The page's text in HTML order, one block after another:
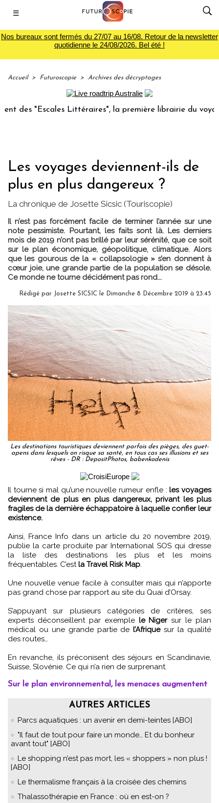
☰
Nos bureaux sont fermés du 27/07 au 16/08. Retour de la newsletter
quotidienne le 24/08/2026. Bel été !
Accueil > Futuroscopie > Archives des décryptages
"Escales Littéraires", la première librairie du voyage Le
Les voyages deviennent-ils de
plus en plus dangereux ?
La chronique de Josette Sicsic (Touriscopie)
Il n’est pas forcément facile de terminer l’année sur une
note pessimiste. Pourtant, les faits sont là. Les derniers
mois de 2019 n’ont pas brillé par leur sérénité, que ce soit
sur le plan économique, géopolitique, climatique. Alors
que les gourous de la « collapsologie » s’en donnent à
cœur joie, une grande partie de la population se désole.
Ce monde ne tourne décidément pas rond...
Rédigé par Josette SICSIC le Dimanche 8 Décembre 2019 à 23:45
Les destinations touristiques deviennent parfois des pièges, des guet-
apens dans lesquels on risque sa santé, en tous cas ses illusions et ses
rêves - DR : DepositPhotos, babenkodenis
Il tourne si mal qu’une nouvelle rumeur enfle :les voyages
deviennent de plus en plus dangereux, privant les plus
fragiles de la dernière échappatoire à laquelle confier leur
existence.
Ainsi, France Info dans un article du 20 novembre 2019,
publie la carte produite par International SOS qui dresse
la liste des destinations les plus et les moins
fréquentables. C’estla Travel Risk Map.
Une nouvelle venue facile à consulter mais qui n’apporte
pas grand chose par rapport au site du Quai d’Orsay.
S’appuyant sur plusieurs catégories de critères, ses
experts déconseillent par exemple le Nigersur le plan
médical ou une grande partie del’Afriquesur la qualité
des routes…
En revanche, ils préconisent des séjours en Scandinavie,
Suisse, Slovénie. Ce qui n’a rien de surprenant.
Sur le plan environnemental, les menaces augmentent
AUTRES ARTICLES
Parcs aquatiques : un avenir en demi-teintes [ABO]
"Il faut de tout pour faire un monde… Et du bonheur
avant tout" [ABO]
Le shopping n’est pas mort, les « shoppers » non plus !
[ABO]
Le thermalisme français à la croisée des chemins
Thalassothérapie en France : où en est-on ?